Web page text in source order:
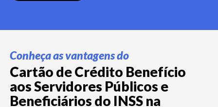
Conheça as vantagens do
Cartão de Crédito Benefício
aos Servidores Públicos e
Beneficiários do INSS na